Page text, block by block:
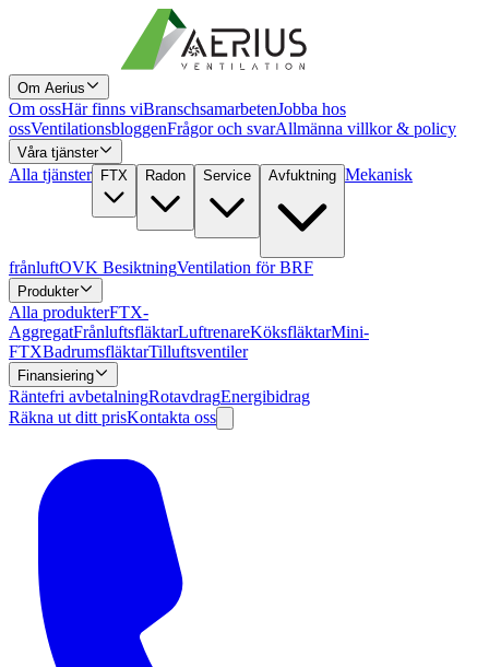
Om Aerius
Om ossHär finns viBranschsamarbetenJobba hos
ossVentilationsbloggenFrågor och svarAllmänna villkor & policy
Våra tjänster
Alla tjänster FTX Radon Service Avfuktning Mekanisk
frånluftOVK BesiktningVentilation för BRF
Produkter
Alla produkterFTX-
AggregatFrånluftsfläktarLuftrenareKöksfläktarMini-
FTXBadrumsfläktarTilluftsventiler
Finansiering
Räntefri avbetalningRotavdragEnergibidrag
Räkna ut ditt prisKontakta oss